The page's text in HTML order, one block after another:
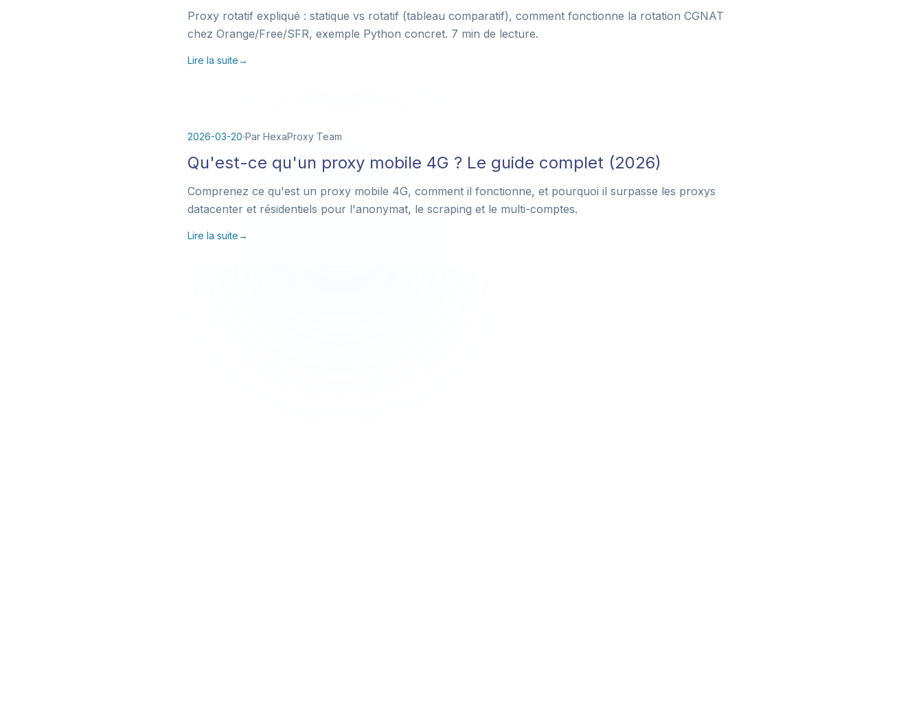
Proxy rotatif expliqué : statique vs rotatif (tableau comparatif), comment fonctionne la rotation CGNAT
chez Orange/Free/SFR, exemple Python concret. 7 min de lecture.
Lire la suite→
2026-03-20 Par HexaProxy Team
Qu'est-ce qu'un proxy mobile 4G ? Le guide complet (2026)
Comprenez ce qu'est un proxy mobile 4G, comment il fonctionne, et pourquoi il surpasse les proxys
datacenter et résidentiels pour l'anonymat, le scraping et le multi-comptes.
Lire la suite→